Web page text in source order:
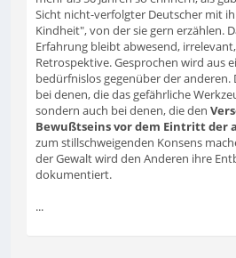
Sicht nicht-verfolgter Deutscher mit
Kindheit", von der sie gern erzählen.
Erfahrung bleibt abwesend,
Retrospektive. Gesprochen wird aus
bedürfnislos gegenüber der anderen.
bei denen, die das gefährliche
sondern auch bei denen, die den
Bewußtseins vor dem Eintritt der
zum stillschweigenden Konsens
der Gewalt wird den Anderen ihre
dokumentiert.
...